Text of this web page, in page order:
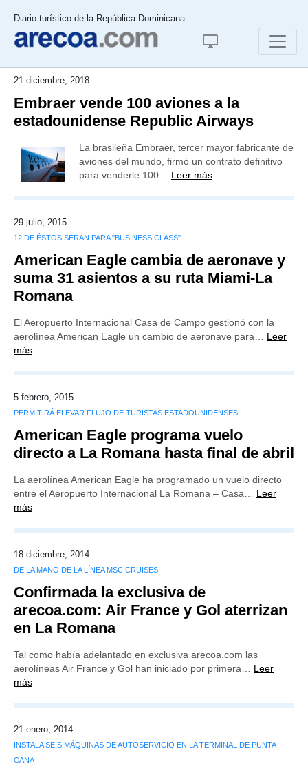
Diario turístico de la República Dominicana
21 diciembre, 2018
Embraer vende 100 aviones a la
estadounidense Republic Airways
La brasileña Embraer, tercer mayor fabricante de
aviones del mundo, firmó un contrato definitivo
para venderle 100… Leer más
29 julio, 2015
12 DE ÉSTOS SERÁN PARA "BUSINESS CLASS"
American Eagle cambia de aeronave y
suma 31 asientos a su ruta Miami-La
Romana
El Aeropuerto Internacional Casa de Campo gestionó con la
aerolínea American Eagle un cambio de aeronave para… Leer
más
5 febrero, 2015
PERMITIRÁ ELEVAR FLUJO DE TURISTAS ESTADOUNIDENSES
American Eagle programa vuelo
directo a La Romana hasta final de abril
La aerolínea American Eagle ha programado un vuelo directo
entre el Aeropuerto Internacional La Romana – Casa… Leer
más
18 diciembre, 2014
DE LA MANO DE LA LÍNEA MSC CRUISES
Confirmada la exclusiva de
arecoa.com: Air France y Gol aterrizan
en La Romana
Tal como había adelantado en exclusiva arecoa.com las
aerolíneas Air France y Gol han iniciado por primera… Leer
más
21 enero, 2014
INSTALA SEIS MÁQUINAS DE AUTOSERVICIO EN LA TERMINAL DE PUNTA
CANA